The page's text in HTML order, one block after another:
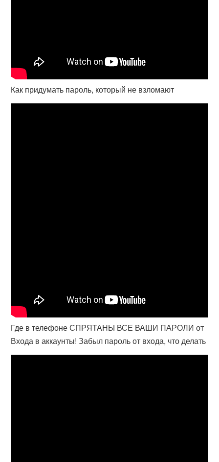
Как придумать пароль, который не взломают
Где в телефоне СПРЯТАНЫ ВСЕ ВАШИ ПАРОЛИ от
Входа в аккаунты! Забыл пароль от входа, что делать